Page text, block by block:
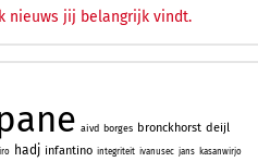
nieuws jij belangrijk vindt.
aivd borges bronckhorst deijl
hadj infantino integriteit ivanusec jans kasanwirjo